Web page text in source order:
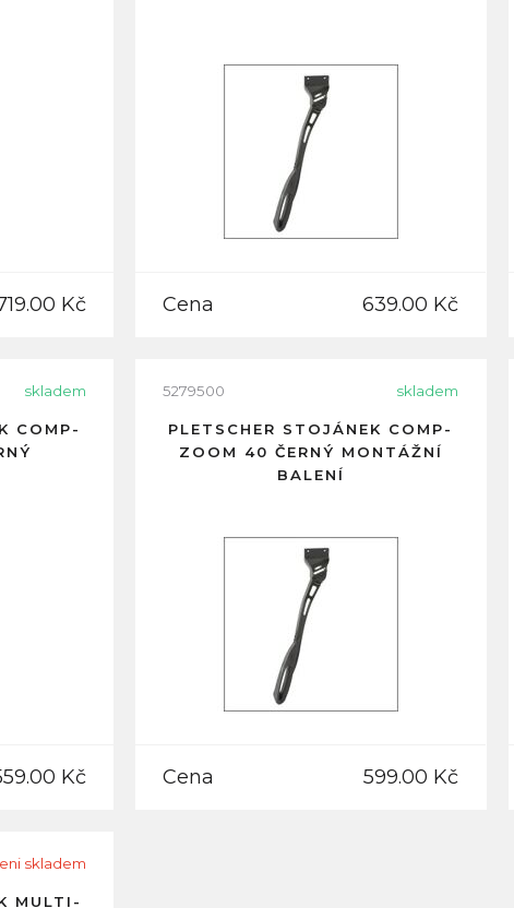
Kč Cena 639.00 Kč
skladem
COMP-
Kč
5279500 skladem
PLETSCHER STOJÁNEK COMP-
ZOOM 40 ČERNÝ MONTÁŽNÍ
BALENÍ
Cena 599.00 Kč
skladem
MULTI-